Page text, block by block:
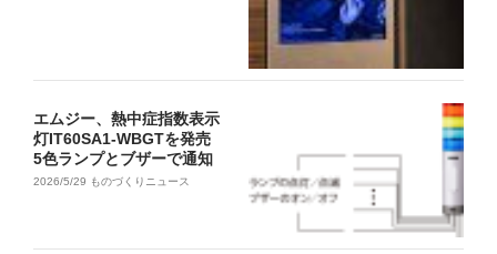
エムジー、熱中症指数表示
灯IT60SA1-WBGTを発売
5色ランプとブザーで通知
2026/5/29 ものづくりニュース